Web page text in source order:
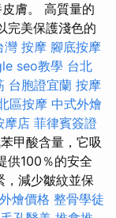
膚。 高質量的
完美保護淺色的
灣 按摩 腳底按摩
seo教學 台北
台胞證宜蘭 按摩
區按摩 中式外燴
摩店 菲律賓簽證
甲酸含量，它吸
供100％的安全
，減少皺紋並保
燴價格 整骨學徒